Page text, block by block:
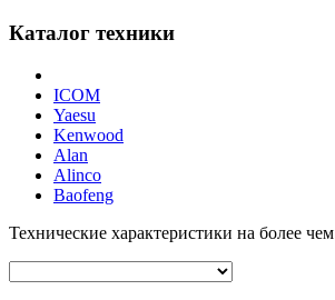
Каталог техники
ICOM
Yaesu
Kenwood
Alan
Alinco
Baofeng
Технические характеристики на более чем